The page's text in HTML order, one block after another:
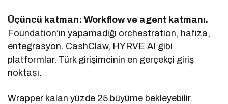
Üçüncü katman: Workflow ve agent katmanı.
Foundation’ın yapamadığı orchestration, hafıza,
entegrasyon. CashClaw, HYRVE AI gibi
platformlar. Türk girişimcinin en gerçekçi giriş
noktası.
Wrapper kalan yüzde 25 büyüme bekleyebilir.